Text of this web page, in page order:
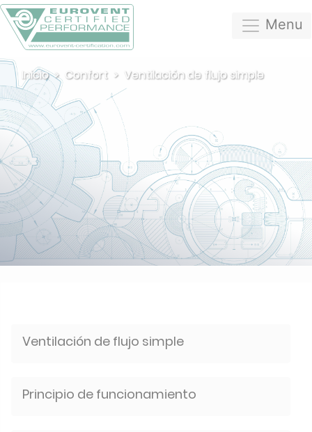
Menu
Inicio Confort Ventilación de flujo simple
Ventilación de flujo simple
Principio de funcionamiento